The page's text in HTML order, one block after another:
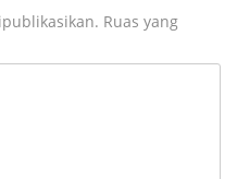
Ruas yang